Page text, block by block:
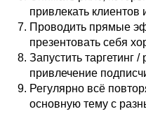
привлекать клиентов
Проводить прямые
презентовать себя
Запустить таргетинг
привлечение
Регулярно всё
основную тему с